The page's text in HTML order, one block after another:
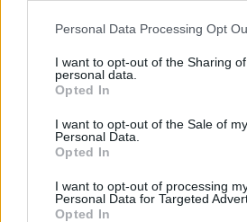
Personal Data Processing Opt
I want to opt-out of the Sharing
personal data.
Opted In
I want to opt-out of the Sale of my
Personal Data.
Opted In
I want to opt-out of processing
Personal Data for Targeted
Opted In
diplomás pályakövetés
diploma
külföld